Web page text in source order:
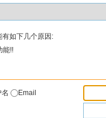
如下几个原因:
能!!
Email